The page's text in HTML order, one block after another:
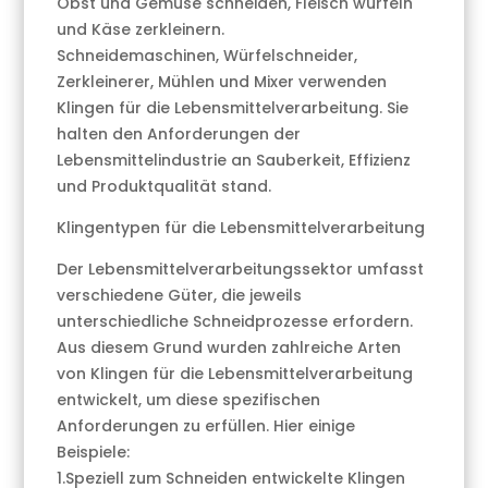
und Käse zerkleinern.
Schneidemaschinen, Würfelschneider,
Zerkleinerer, Mühlen und Mixer verwenden
Klingen für die Lebensmittelverarbeitung. Sie
halten den Anforderungen der
Lebensmittelindustrie an Sauberkeit, Effizienz
und Produktqualität stand.
Klingentypen für die Lebensmittelverarbeitung
Der Lebensmittelverarbeitungssektor umfasst
verschiedene Güter, die jeweils
unterschiedliche Schneidprozesse erfordern.
Aus diesem Grund wurden zahlreiche Arten
von Klingen für die Lebensmittelverarbeitung
entwickelt, um diese spezifischen
Anforderungen zu erfüllen. Hier einige
Beispiele:
1.Speziell zum Schneiden entwickelte Klingen